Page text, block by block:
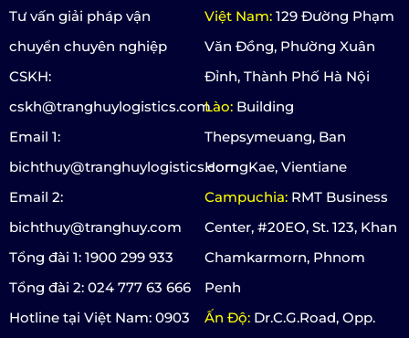
Tư vấn giải pháp vận
chuyển chuyên nghiệp
CSKH:
cskh@tranghuylogistics.com
Email 1:
bichthuy@tranghuylogistics.com
Email 2:
bichthuy@tranghuy.com
Tổng đài 1: 1900 299 933
Tổng đài 2: 024 777 63 666
Hotline tại Việt Nam: 0903
Việt Nam: 129 Đường Phạm
Văn Đồng, Phường Xuân
Đỉnh, Thành Phố Hà Nội
Lào: Building
Thepsymeuang, Ban
HorngKae, Vientiane
Campuchia: RMT Business
Center, #20EO, St. 123, Khan
Chamkarmorn, Phnom
Penh
Ấn Độ: Dr.C.G.Road, Opp.